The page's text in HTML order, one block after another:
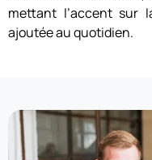
mettant l’accent sur
ajoutée au quotidien.